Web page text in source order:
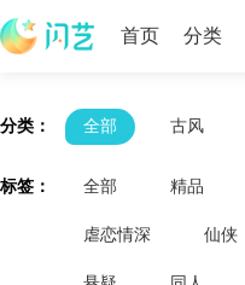
首页 分类
分类： 全部 古风
标签： 全部 精品
虐恋情深 仙侠